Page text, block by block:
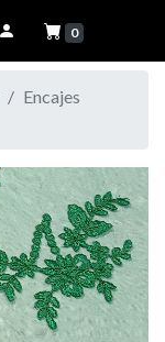
0
Encajes